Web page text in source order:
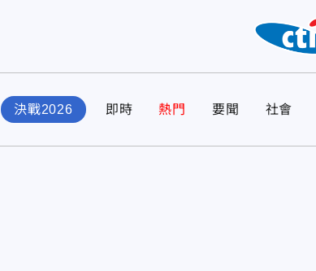
決戰2026 即時 熱門 要聞 社會